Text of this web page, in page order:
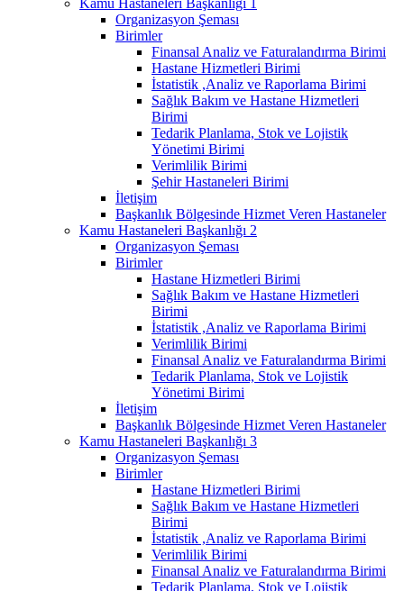
Organizasyon Şeması
Birimler
Finansal Analiz ve Faturalandırma Birimi
Hastane Hizmetleri Birimi
İstatistik ,Analiz ve Raporlama Birimi
Sağlık Bakım ve Hastane Hizmetleri
Birimi
Tedarik Planlama, Stok ve Lojistik
Yönetimi Birimi
Verimlilik Birimi
Şehir Hastaneleri Birimi
İletişim
Başkanlık Bölgesinde Hizmet Veren Hastaneler
Kamu Hastaneleri Başkanlığı 2
Organizasyon Şeması
Birimler
Hastane Hizmetleri Birimi
Sağlık Bakım ve Hastane Hizmetleri
Birimi
İstatistik ,Analiz ve Raporlama Birimi
Verimlilik Birimi
Finansal Analiz ve Faturalandırma Birimi
Tedarik Planlama, Stok ve Lojistik
Yönetimi Birimi
İletişim
Başkanlık Bölgesinde Hizmet Veren Hastaneler
Kamu Hastaneleri Başkanlığı 3
Organizasyon Şeması
Birimler
Hastane Hizmetleri Birimi
Sağlık Bakım ve Hastane Hizmetleri
Birimi
İstatistik ,Analiz ve Raporlama Birimi
Verimlilik Birimi
Finansal Analiz ve Faturalandırma Birimi
Tedarik Planlama, Stok ve Lojistik